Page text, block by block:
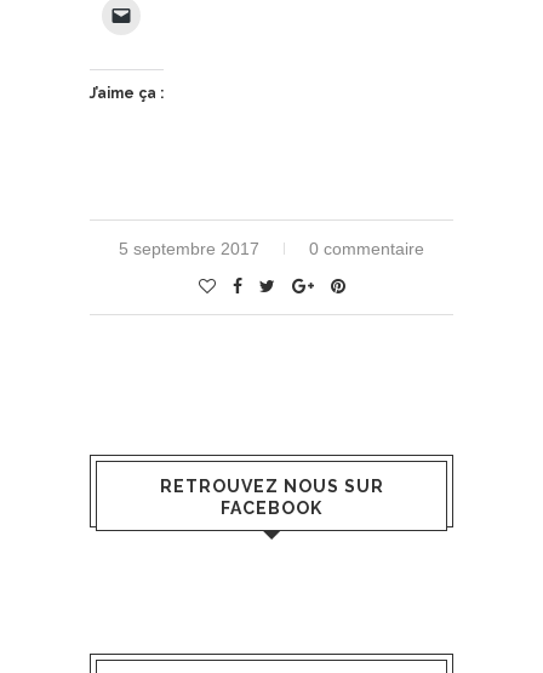
J’aime ça :
5 septembre 2017 0 commentaire
RETROUVEZ NOUS SUR
FACEBOOK